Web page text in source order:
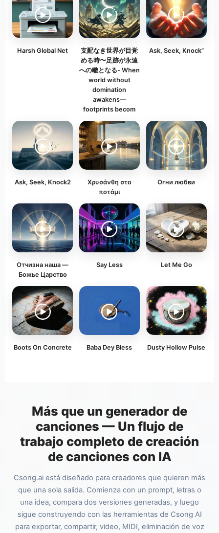
Harsh Global Net
支配なき世界が目覚
める時〜足跡が永遠
への轍となる- When
world without
domination
awakens—
footprints becom
Ask, Seek, Knock”
Ask, Seek, Knock2
Χρυσάνθη στο
ποτάμι
Огни любви
Отчизна наша —
Божье Царство
Say Less Let Me Go
Boots On Concrete Baba Dey Bless Dusty Hollow Pulse
Más que un generador de
canciones — Un flujo de
trabajo completo de creación
de canciones con IA
Csong.ai está diseñado para creadores que quieren más
que una sola salida. Comienza con un prompt, letras o
una idea, compara dos versiones generadas, y luego
sigue construyendo con las herramientas de Csong AI
para exportar, compartir, video, MIDI, eliminación de voz